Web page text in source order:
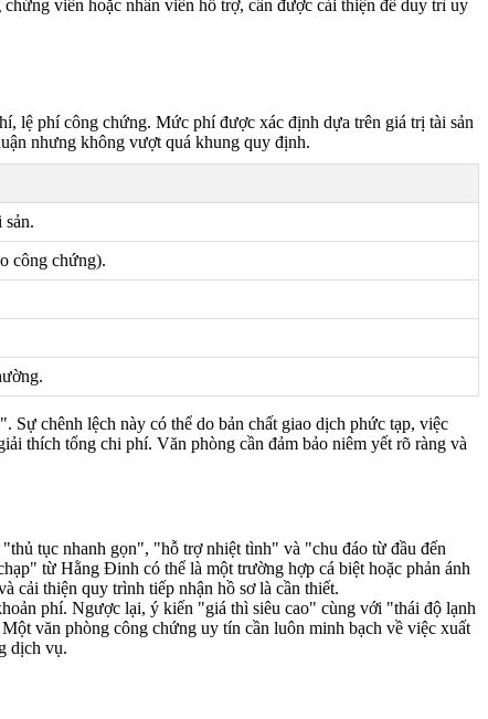
viên hoặc nhân viên hỗ trợ, cần được cải thiện để duy trì uy
lệ phí công chứng. Mức phí được xác định dựa trên giá trị tài sản
nhưng không vượt quá khung quy định.
công chứng).
chênh lệch này có thể do bản chất giao dịch phức tạp, việc
thích tổng chi phí. Văn phòng cần đảm bảo niêm yết rõ ràng và
tục nhanh gọn", "hỗ trợ nhiệt tình" và "chu đáo từ đầu đến
từ Hằng Đinh có thể là một trường hợp cá biệt hoặc phản ánh
cải thiện quy trình tiếp nhận hồ sơ là cần thiết.
phí. Ngược lại, ý kiến "giá thì siêu cao" cùng với "thái độ lạnh
văn phòng công chứng uy tín cần luôn minh bạch về việc xuất
dịch vụ.